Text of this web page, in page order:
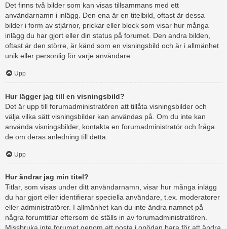
Det finns två bilder som kan visas tillsammans med ett
användarnamn i inlägg. Den ena är en titelbild, oftast är dessa
bilder i form av stjärnor, prickar eller block som visar hur många
inlägg du har gjort eller din status på forumet. Den andra bilden,
oftast är den större, är känd som en visningsbild och är i allmänhet
unik eller personlig för varje användare.
Upp
Hur lägger jag till en visningsbild?
Det är upp till forumadministratören att tillåta visningsbilder och
välja vilka sätt visningsbilder kan användas på. Om du inte kan
använda visningsbilder, kontakta en forumadministratör och fråga
de om deras anledning till detta.
Upp
Hur ändrar jag min titel?
Titlar, som visas under ditt användarnamn, visar hur många inlägg
du har gjort eller identifierar speciella användare, t.ex. moderatorer
eller administratörer. I allmänhet kan du inte ändra namnet på
några forumtitlar eftersom de ställs in av forumadministratören.